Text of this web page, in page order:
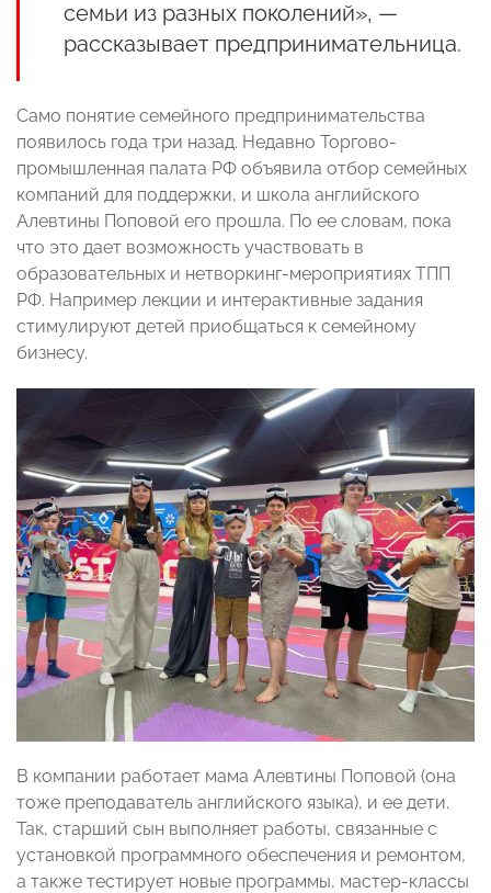
семьи из разных поколений», —
рассказывает предпринимательница.
Само понятие семейного предпринимательства
появилось года три назад. Недавно Торгово-
промышленная палата РФ объявила отбор семейных
компаний для поддержки, и школа английского
Алевтины Поповой его прошла. По ее словам, пока
что это дает возможность участвовать в
образовательных и нетворкинг-мероприятиях ТПП
РФ. Например лекции и интерактивные задания
стимулируют детей приобщаться к семейному
бизнесу.
В компании работает мама Алевтины Поповой (она
тоже преподаватель английского языка), и ее дети.
Так, старший сын выполняет работы, связанные с
установкой программного обеспечения и ремонтом,
а также тестирует новые программы, мастер-классы